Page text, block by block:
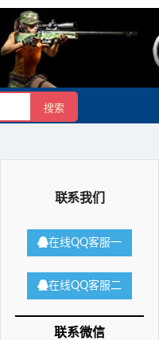
联系我们
在线QQ客服一
在线QQ客服二
联系微信